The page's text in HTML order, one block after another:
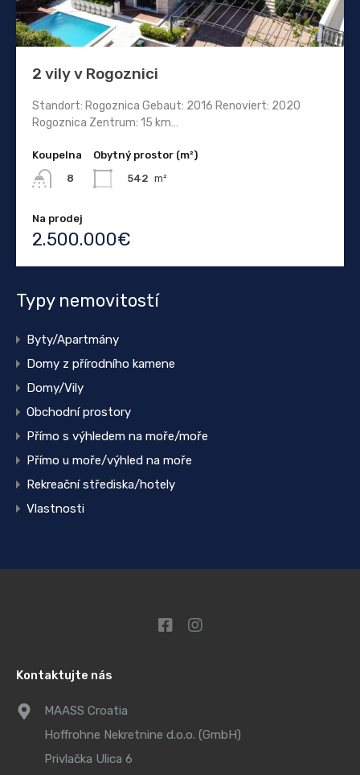
2 vily v Rogoznici
Standort: Rogoznica Gebaut: 2016 Renoviert: 2020
Rogoznica Zentrum: 15 km…
Koupelna
8
Obytný prostor (m²)
542 m²
Na prodej
2.500.000€
Typy nemovitostí
Byty/Apartmány
Domy z přírodního kamene
Domy/Vily
Obchodní prostory
Přímo s výhledem na moře/moře
Přímo u moře/výhled na moře
Rekreační střediska/hotely
Vlastnosti
Kontaktujte nás
MAASS Croatia
Hoffrohne Nekretnine d.o.o. (GmbH)
Privlačka Ulica 6